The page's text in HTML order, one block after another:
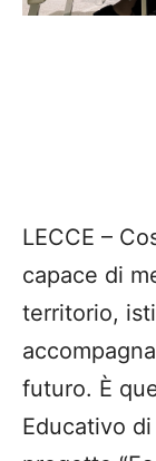
LECCE –
capace di
territorio,
futuro. È
Educativo